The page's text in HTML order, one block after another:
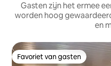
Gasten zijn het ermee
worden hoog
en
Favoriet van gasten
Favoriet van gasten